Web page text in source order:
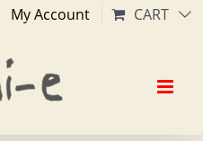
My Account CART